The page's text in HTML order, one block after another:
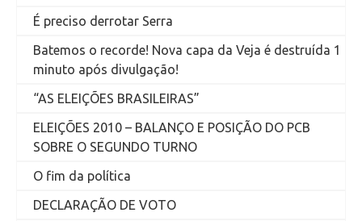
É preciso derrotar Serra
Batemos o recorde! Nova capa da Veja é destruída 1
minuto após divulgação!
“AS ELEIÇÕES BRASILEIRAS”
ELEIÇÕES 2010 – BALANÇO E POSIÇÃO DO PCB
SOBRE O SEGUNDO TURNO
O fim da política
DECLARAÇÃO DE VOTO